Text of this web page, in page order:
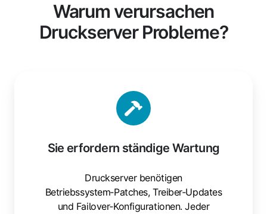
Warum verursachen
Druckserver Probleme?
Sie erfordern ständige Wartung
Druckserver benötigen
Betriebssystem‑Patches, Treiber‑Updates
und Failover‑Konfigurationen. Jeder
erfordern
ständige
Wartung